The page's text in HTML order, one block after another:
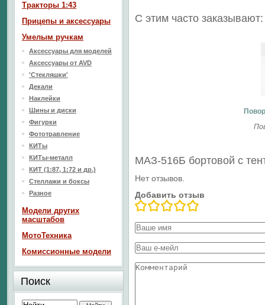
С этим часто заказывают:
МАЗ-516Б бортовой c
Нет отзывов.
Добавить отзыв
Тракторы 1:43
Прицепы и аксессуары
Умелым ручкам
Аксессуары для моделей
Аксессуары от AVD
'Стекляшки'
Декали
Наклейки
Шины и диски
Фигурки
Фототравление
КИТы
КИТы-металл
КИТ (1:87, 1:72 и др.)
Стеллажи и боксы
Разное
Модели других
масштабов
МотоТехника
Комиссионные модели
Поиск